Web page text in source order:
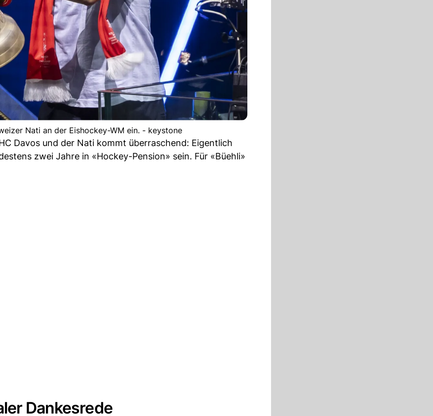
Nati an der Eishockey-WM ein. - keystone
Davos und der Nati kommt überraschend: Eigentlich
zwei Jahre in «Hockey-Pension» sein. Für «Büehli»
Dankesrede